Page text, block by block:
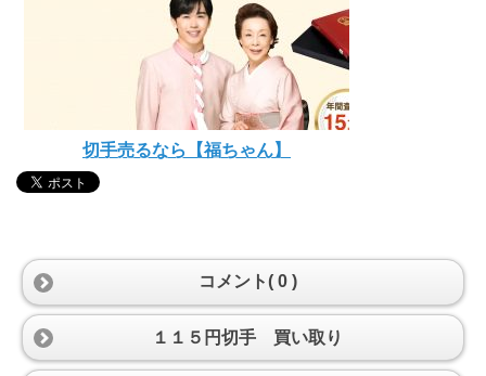
切手売るなら【福ちゃん】
コメント( 0 )
１１５円切手 買い取り